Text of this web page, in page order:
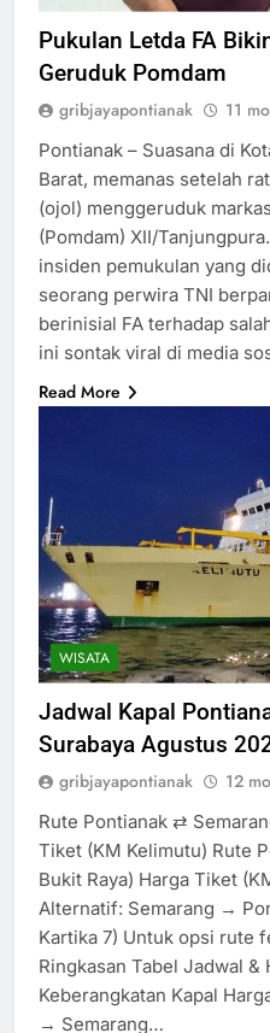
Pukulan Letda FA
Geruduk Pomdam
gribjayapontianak 11
Pontianak – Suasana di
Barat, memanas setelah
(ojol) menggeruduk
(Pomdam) XII/
insiden pemukulan yang
seorang perwira TNI
berinisial FA terhadap
ini sontak viral di media
Read More
WISATA
Jadwal Kapal
Surabaya Agustus
gribjayapontianak 12
Rute Pontianak ⇄
Tiket (KM Kelimutu) Rute
Bukit Raya) Harga Tiket
Alternatif: Semarang →
Kartika 7) Untuk opsi rute
Ringkasan Tabel Jadwal &
Keberangkatan Kapal
→ Semarang…